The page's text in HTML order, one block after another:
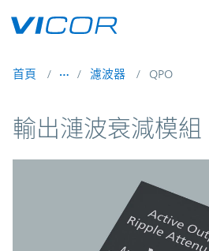
首頁 濾波器 QPO
輸出漣波衰減模組